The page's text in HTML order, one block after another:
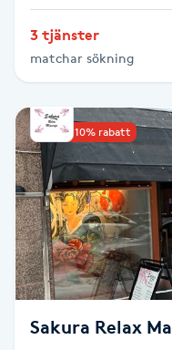
Massage
Medial vägledning
Medicinsk massage
Meditation
Medium
Megavolymfransar
Melasma
3 tjänster
matchar sökning
Upp till 10% rabatt
Sakura Relax